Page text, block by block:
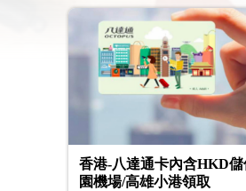
香港-八達通卡內含HKD儲
園機場/高雄小港領取